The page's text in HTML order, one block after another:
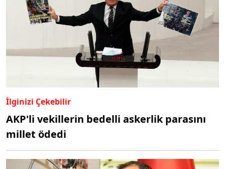
İlginizi Çekebilir
AKP'li vekillerin bedelli askerlik parasını
millet ödedi